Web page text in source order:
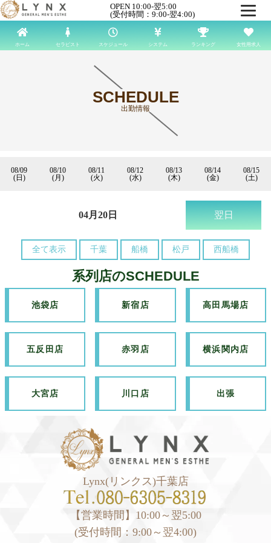
OPEN 10:00-翌5:00
(受付時間：9:00-翌4:00)
ホーム セラピスト スケジュール システム ランキング 女性用求人
SCHEDULE
出勤情報
08/09
(日)
08/10
(月)
08/11
(火)
08/12
(水)
08/13
(木)
08/14
(金)
08/15
(土)
04月20日 翌日
全て表示 千葉 船橋 松戸 西船橋
系列店のSCHEDULE
池袋店 新宿店 高田馬場店
五反田店 赤羽店 横浜関内店
大宮店 川口店 出張
Lynx(リンクス)千葉店
【営業時間】10:00～翌5:00
(受付時間：9:00～翌4:00)